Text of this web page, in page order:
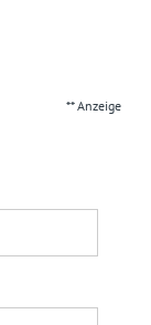
** Anzeige